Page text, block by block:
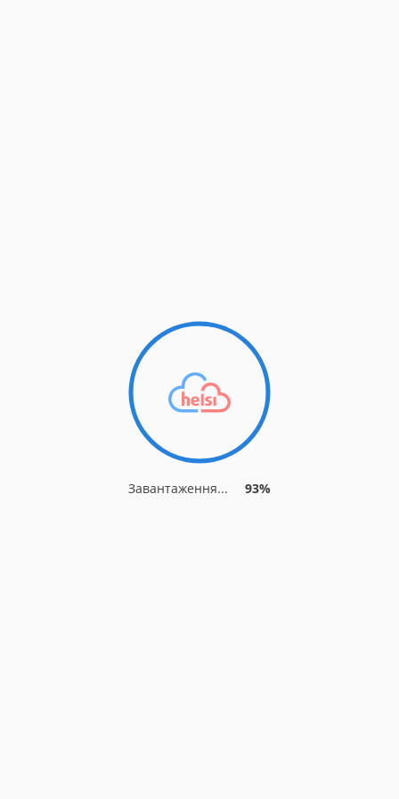
Завантаження... 93%